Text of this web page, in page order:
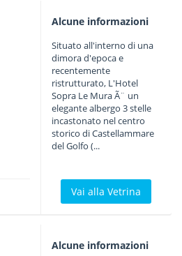
Alcune informazioni
Situato all'interno di una
dimora d'epoca e
recentemente
ristrutturato, L'Hotel
Sopra Le Mura Ã¨ un
elegante albergo 3 stelle
incastonato nel centro
storico di Castellammare
del Golfo (...
Vai alla Vetrina
Alcune informazioni